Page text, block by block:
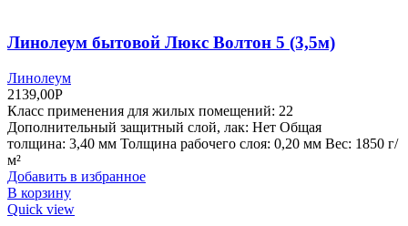
Линолеум бытовой Люкс Волтон 5 (3,5м)
Линолеум
2139,00Р
Класс применения для жилых помещений: 22
Дополнительный защитный слой, лак: Нет Общая
толщина: 3,40 мм Толщина рабочего слоя: 0,20 мм Вес: 1850 г/
м²
Добавить в избранное
В корзину
Quick view